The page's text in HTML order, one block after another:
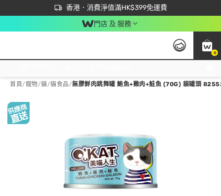
香港．消費淨值滿HK$399免運費
立即成為易賞錢會員盡享獨家優惠
首次APP下單買滿$450 輸入 NEWAPP 即減$50
門店 及 服務
0
首頁/寵物/貓/貓食品/無膠鮮肉跳舞罐 鮪魚+雞肉+鮭魚 (70G) 貓罐頭